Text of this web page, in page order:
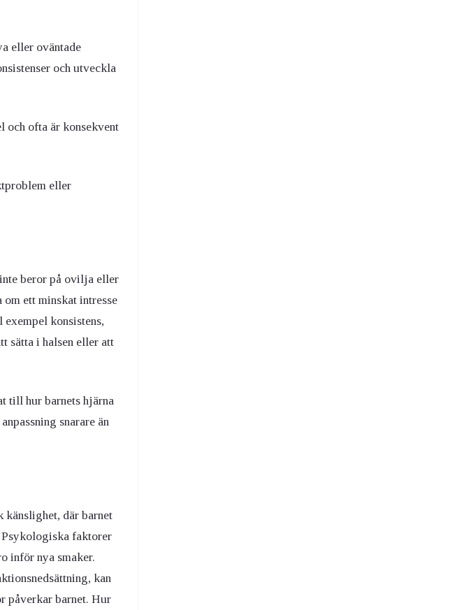
eller oväntade
och utveckla
och ofta är konsekvent
eller
beror på ovilja eller
ett minskat intresse
konsistens,
sätta i halsen eller att
till hur barnets hjärna
snarare än
känslighet, där barnet
Psykologiska faktorer
inför nya smaker.
kan
påverkar barnet. Hur